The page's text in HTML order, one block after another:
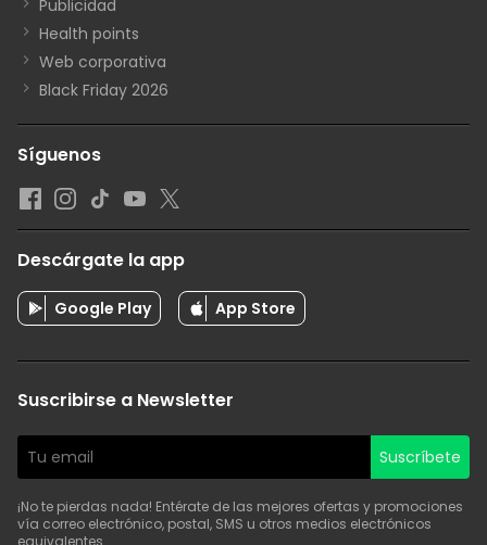
Publicidad
Health points
Web corporativa
Black Friday 2026
Síguenos
Descárgate la app
Google Play App Store
Suscribirse a Newsletter
Suscríbete
¡No te pierdas nada! Entérate de las mejores ofertas y promociones
vía correo electrónico, postal, SMS u otros medios electrónicos
equivalentes